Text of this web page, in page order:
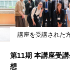
講座を受講された
第11期 本講座受
想
ブログ・コラム
プログラム
認定講師